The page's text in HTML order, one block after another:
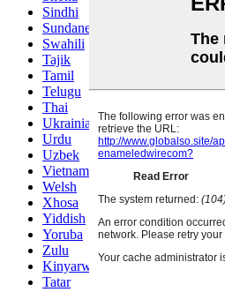
Sindhi
Sundanese
Swahili
Tajik
Tamil
Telugu
Thai
Ukrainian
Urdu
Uzbek
Vietnamese
Welsh
Xhosa
Yiddish
Yoruba
Zulu
Kinyarwanda
Tatar